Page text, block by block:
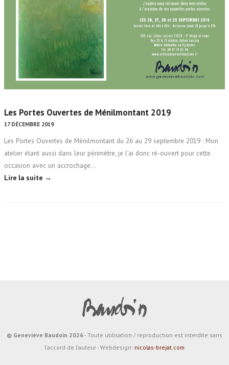
Les Portes Ouvertes de Ménilmontant 2019
17 DÉCEMBRE 2019
Les Portes Ouvertes de Ménilmontant du 26 au 29 septembre 2019 : Mon
atelier étant aussi dans leur périmètre, je l'ai donc ré-ouvert pour cette
occasion avec un accrochage…
Lire la suite →
© Geneviève Baudoin 2026- Toute utilisation / reproduction est interdite sans
l'accord de l'auteur - Webdesign: nicolas-brejat.com